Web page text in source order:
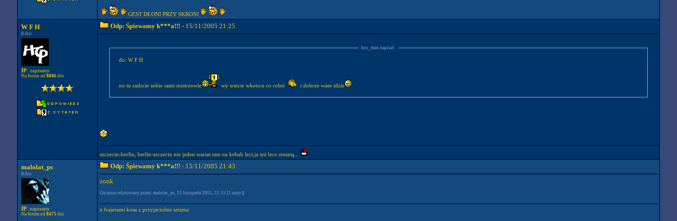
GEST DŁONI PRZY SKRONI
W F H
Kibic
IP: zapisany
Na forum od 8886 dni
Odp: Śpiewamy k***a!!! - 15/11/2005 21:25
bos_man napisał:
do: W F H
no to radzcie sobie sami mistrzowie wy wiecie wkoncu co robić i dobrze wam idzie
szczecin-berlin, berlin-szczecin nie jeden wariat tam na kebab leci,ja też lece zresztą...
malolat_ps
Kibic
IP: zapisany
Na forum od 8475 dni
Odp: Śpiewamy k***a!!! - 15/11/2005 21:43
zonk
Ostatnio edytowany przez: malolat_ps, 15 listopada 2005, 22:15 [1 raz(y)]
z frajerami kosa z przyjaciolmi sztama